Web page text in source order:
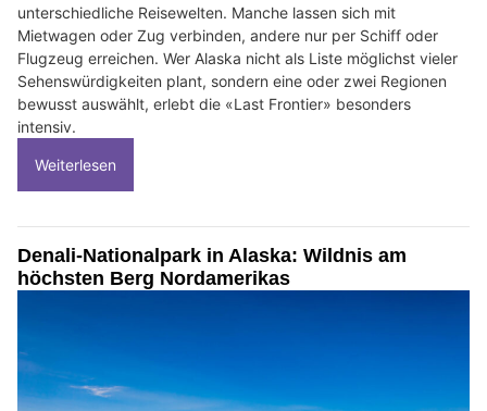
unterschiedliche Reisewelten. Manche lassen sich mit
Mietwagen oder Zug verbinden, andere nur per Schiff oder
Flugzeug erreichen. Wer Alaska nicht als Liste möglichst vieler
Sehenswürdigkeiten plant, sondern eine oder zwei Regionen
bewusst auswählt, erlebt die «Last Frontier» besonders
intensiv.
Weiterlesen
Denali-Nationalpark in Alaska: Wildnis am
höchsten Berg Nordamerikas